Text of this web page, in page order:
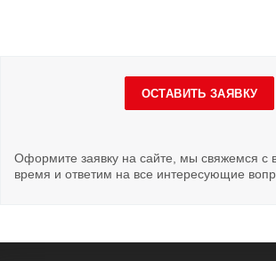
ОСТАВИТЬ ЗАЯВКУ
Оформите заявку на сайте, мы свяжемся с
время и ответим на все интересующие